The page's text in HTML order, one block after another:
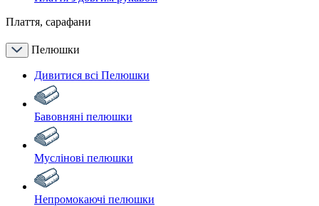
Плаття, сарафани
Пелюшки
Дивитися всі Пелюшки
Бавовняні пелюшки
Муслінові пелюшки
Непромокаючі пелюшки